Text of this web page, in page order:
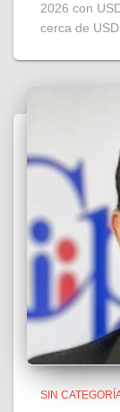
2026 con
cerca de
SIN